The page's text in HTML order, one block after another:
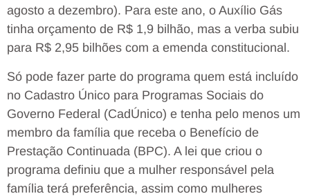
agosto a dezembro). Para este ano, o Auxílio Gás
tinha orçamento de R$ 1,9 bilhão, mas a verba subiu
para R$ 2,95 bilhões com a emenda constitucional.
Só pode fazer parte do programa quem está incluído
no Cadastro Único para Programas Sociais do
Governo Federal (CadÚnico) e tenha pelo menos um
membro da família que receba o Benefício de
Prestação Continuada (BPC). A lei que criou o
programa definiu que a mulher responsável pela
família terá preferência, assim como mulheres